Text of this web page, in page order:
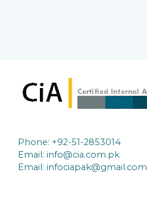
Phone: +92-51-2853014
Email: info@cia.com.pk
Email: infociapak@gmail.com